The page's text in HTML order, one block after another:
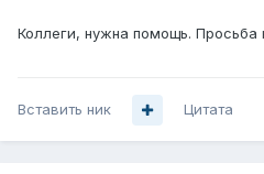
Коллеги, нужна помощь. Просьба
Вставить ник Цитата